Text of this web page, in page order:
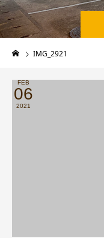
IMG_2921
FEB
06
2021